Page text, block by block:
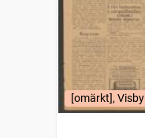
[omärkt], Visby